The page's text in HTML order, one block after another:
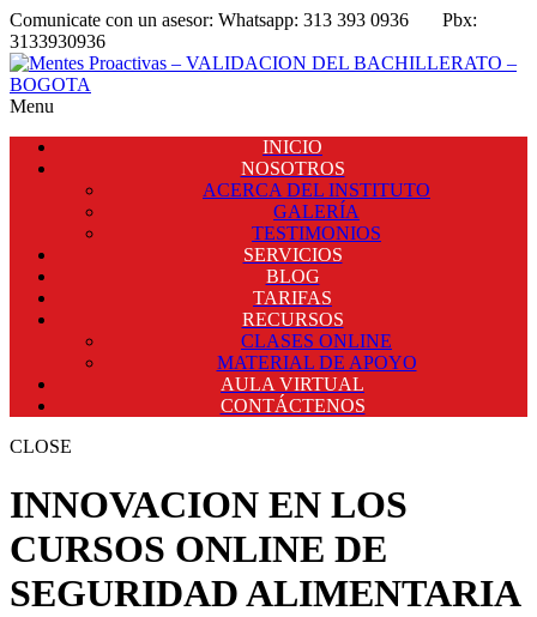
Comunicate con un asesor: Whatsapp: 313 393 0936 Pbx:
3133930936
Menu
INICIO
NOSOTROS
ACERCA DEL INSTITUTO
GALERÍA
TESTIMONIOS
SERVICIOS
BLOG
TARIFAS
RECURSOS
CLASES ONLINE
MATERIAL DE APOYO
AULA VIRTUAL
CONTÁCTENOS
CLOSE
INNOVACION EN LOS
CURSOS ONLINE DE
SEGURIDAD ALIMENTARIA